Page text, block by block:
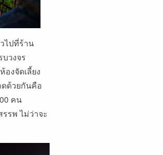
ไปที่ร้าน
วงจร
งจัดเลี้ยง
ด้วยกันคือ
คน
รพ ไม่ว่าจะ